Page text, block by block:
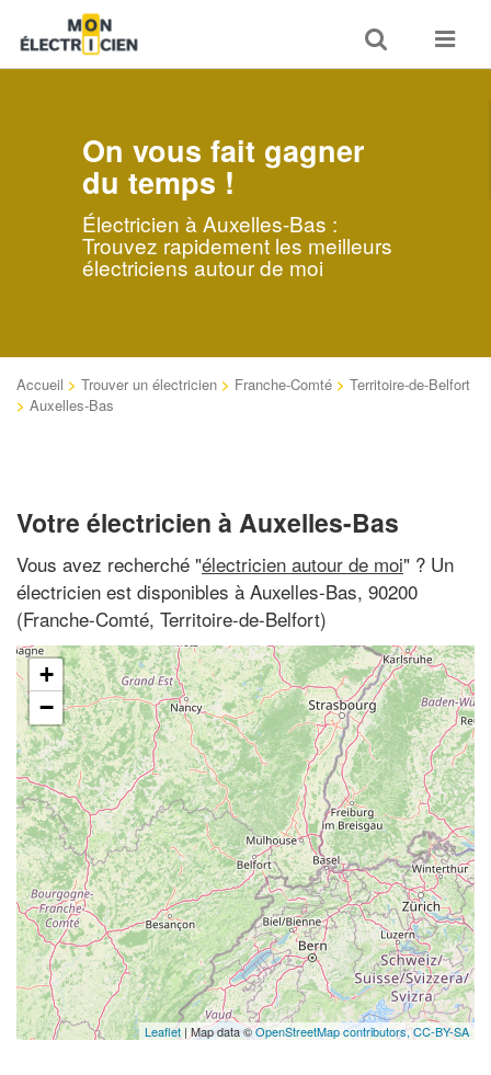
Toggle
search
Toggle
On vous fait gagner
du temps !
Électricien à Auxelles-Bas :
Trouvez rapidement les meilleurs
électriciens autour de moi
Accueil > Trouver un électricien > Franche-Comté > Territoire-de-Belfort
> Auxelles-Bas
Votre électricien à Auxelles-Bas
Vous avez recherché "électricien autour de moi" ? Un
électricien est disponibles à Auxelles-Bas, 90200
(Franche-Comté, Territoire-de-Belfort)
+
−
Leaflet | Map data ©OpenStreetMap contributors, CC-BY-SA